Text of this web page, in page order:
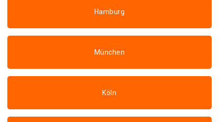
Hamburg
München
Köln